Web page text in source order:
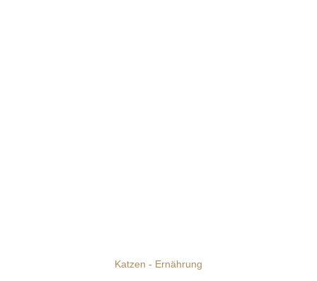
Katzen - Ernährung